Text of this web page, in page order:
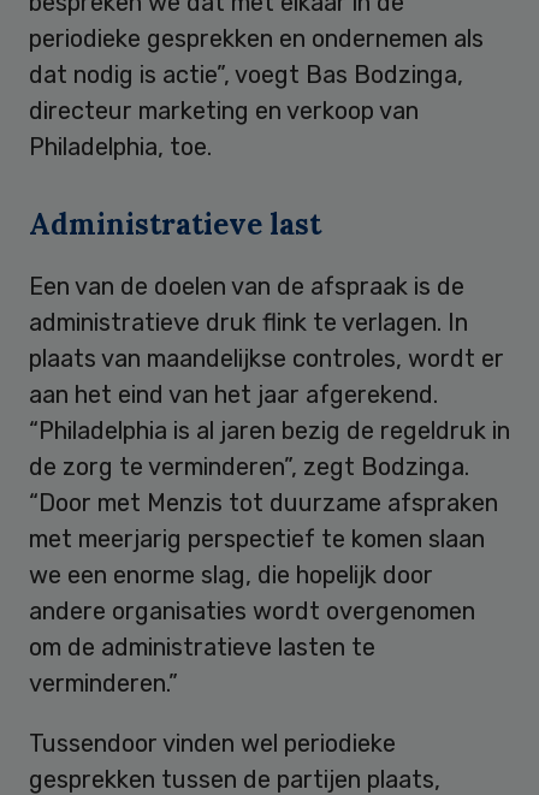
periodieke gesprekken en ondernemen als
dat nodig is actie”, voegt Bas Bodzinga,
directeur marketing en verkoop van
Philadelphia, toe.
Administratieve last
Een van de doelen van de afspraak is de
administratieve druk flink te verlagen. In
plaats van maandelijkse controles, wordt er
aan het eind van het jaar afgerekend.
“Philadelphia is al jaren bezig de regeldruk in
de zorg te verminderen”, zegt Bodzinga.
“Door met Menzis tot duurzame afspraken
met meerjarig perspectief te komen slaan
we een enorme slag, die hopelijk door
andere organisaties wordt overgenomen
om de administratieve lasten te
verminderen.”
Tussendoor vinden wel periodieke
gesprekken tussen de partijen plaats,